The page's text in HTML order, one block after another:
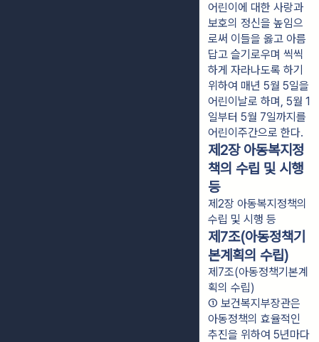
어린이에 대한 사랑과
보호의 정신을 높임으
로써 이들을 옳고 아름
답고 슬기로우며 씩씩
하게 자라나도록 하기
위하여 매년 5월 5일을
어린이날로 하며, 5월 1
일부터 5월 7일까지를
어린이주간으로 한다.
제2장 아동복지정
책의 수립 및 시행
등
제2장 아동복지정책의
수립 및 시행 등
제7조(아동정책기
본계획의 수립)
제7조(아동정책기본계
획의 수립)
① 보건복지부장관은
아동정책의 효율적인
추진을 위하여 5년마다